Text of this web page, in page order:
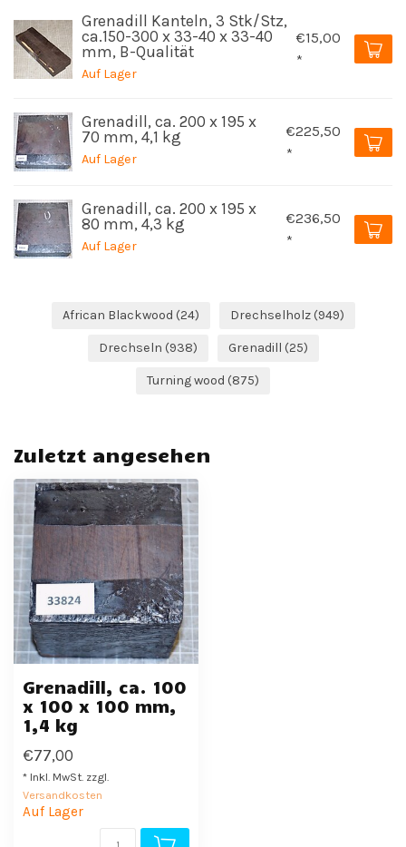
Grenadill Kanteln, 3 Stk/Stz,
ca.150-300 x 33-40 x 33-40
mm, B-Qualität
Auf Lager
€15,00
*
Grenadill, ca. 200 x 195 x
70 mm, 4,1 kg
Auf Lager
€225,50
*
Grenadill, ca. 200 x 195 x
80 mm, 4,3 kg
Auf Lager
€236,50
*
African Blackwood (24) Drechselholz (949)
Drechseln (938) Grenadill (25)
Turning wood (875)
Zuletzt angesehen
Grenadill, ca. 100
x 100 x 100 mm,
1,4 kg
€77,00
* Inkl. MwSt. zzgl.
Versandkosten
Auf Lager